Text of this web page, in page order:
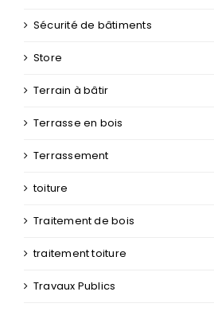
Sécurité de bâtiments
Store
Terrain à bâtir
Terrasse en bois
Terrassement
toiture
Traitement de bois
traitement toiture
Travaux Publics